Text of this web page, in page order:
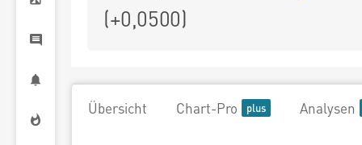
(+0,0500)
Übersicht Chart-Pro Analysen